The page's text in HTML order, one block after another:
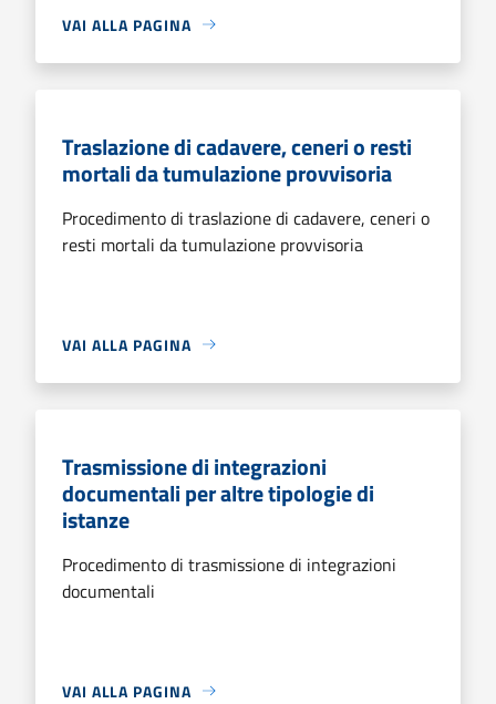
VAI ALLA PAGINA
Traslazione di cadavere, ceneri o resti
mortali da tumulazione provvisoria
Procedimento di traslazione di cadavere, ceneri o
resti mortali da tumulazione provvisoria
VAI ALLA PAGINA
Trasmissione di integrazioni
documentali per altre tipologie di
istanze
Procedimento di trasmissione di integrazioni
documentali
VAI ALLA PAGINA